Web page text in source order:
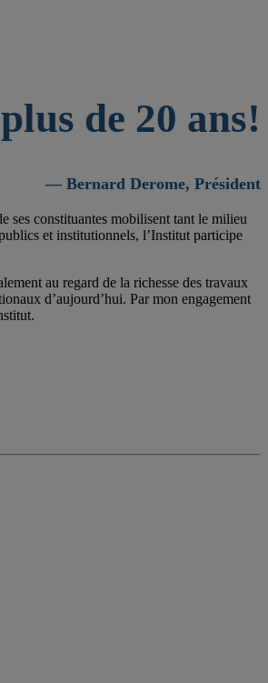
de 20 ans!
— Bernard Derome, Président
ses constituantes mobilisent tant le milieu
et institutionnels, l’Institut participe
au regard de la richesse des travaux
d’aujourd’hui. Par mon engagement